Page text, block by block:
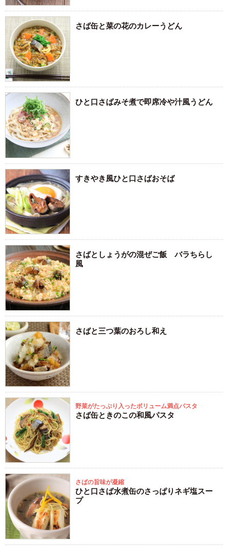
さば缶と菜の花のカレーうどん
ひと口さばみそ煮で即席冷や汁風うどん
すきやき風ひと口さばおそば
さばとしょうがの混ぜご飯 バラちらし
風
さばと三つ葉のおろし和え
野菜がたっぷり入ったボリューム満点パスタ
さば缶ときのこの和風パスタ
さばの旨味が凝縮
ひと口さば水煮缶のさっぱりネギ塩スー
プ